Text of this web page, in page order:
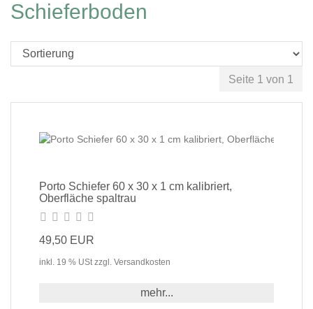
Schieferboden
Seite 1 von 1
Porto Schiefer 60 x 30 x 1 cm kalibriert,
Oberfläche spaltrau
49,50 EUR
inkl. 19 % USt zzgl. Versandkosten
mehr...